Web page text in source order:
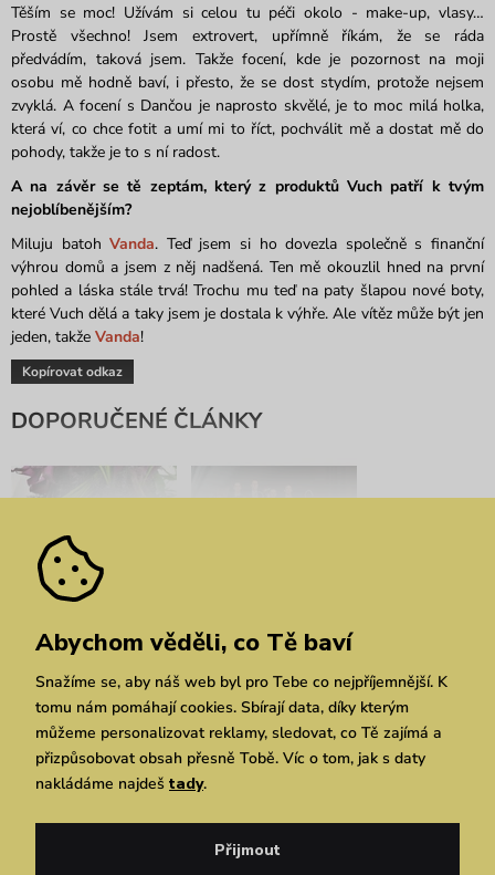
Těším se moc! Užívám si celou tu péči okolo - make-up, vlasy…
Prostě všechno! Jsem extrovert, upřímně říkám, že se ráda
předvádím, taková jsem. Takže focení, kde je pozornost na moji
osobu mě hodně baví, i přesto, že se dost stydím, protože nejsem
zvyklá. A focení s Dančou je naprosto skvělé, je to moc milá holka,
která ví, co chce fotit a umí mi to říct, pochválit mě a dostat mě do
pohody, takže je to s ní radost.
A na závěr se tě zeptám, který z produktů Vuch patří k tvým
nejoblíbenějším?
Miluju batohVanda. Teď jsem si ho dovezla společně s finanční
výhrou domů a jsem z něj nadšená. Ten mě okouzlil hned na první
pohled a láska stále trvá! Trochu mu teď na paty šlapou nové boty,
které Vuch dělá a taky jsem je dostala k výhře. Ale vítěz může být jen
jeden, takže Vanda!
Kopírovat odkaz
DOPORUČENÉ ČLÁNKY
Bratislavské módní dny:
Spojení designu s
ABODI x VUCH LAB:
Příběh, který se stal
Abychom věděli, co Tě baví
Snažíme se, aby náš web byl pro Tebe co nejpříjemnější. K
tomu nám pomáhají cookies. Sbírají data, díky kterým
můžeme personalizovat reklamy, sledovat, co Tě zajímá a
přizpůsobovat obsah přesně Tobě. Víc o tom, jak s daty
nakládáme najdeš tady.
Přijmout